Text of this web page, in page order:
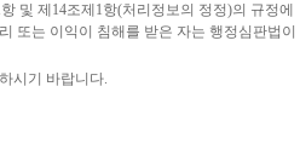
및 제14조제1항(처리정보의 정정)의 규정에
또는 이익이 침해를 받은 자는 행정심판법이
시기 바랍니다.